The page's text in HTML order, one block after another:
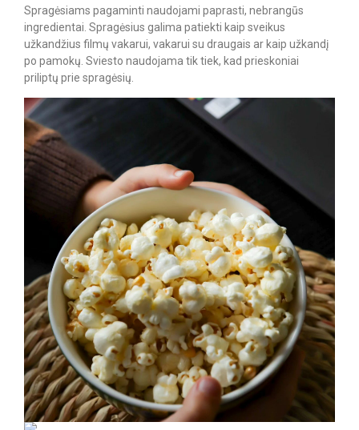
Spragėsiams pagaminti naudojami paprasti, nebrangūs
ingredientai. Spragėsius galima patiekti kaip sveikus
užkandžius filmų vakarui, vakarui su draugais ar kaip užkandį
po pamokų. Sviesto naudojama tik tiek, kad prieskoniai
priliptų prie spragėsių.